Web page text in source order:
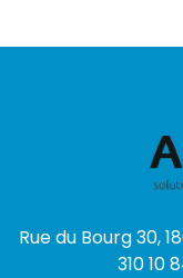
Rue du Bourg 30,
310 10